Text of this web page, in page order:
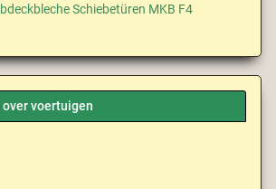
Schiebetüren MKB F4
voertuigen